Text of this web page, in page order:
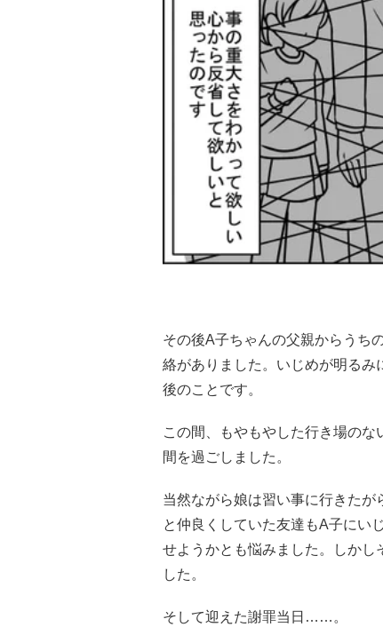
その後A子ちゃんの父親からうち
絡がありました。いじめが明るみ
後のことです。
この間、もやもやした行き場の
間を過ごしました。
当然ながら娘は習い事に行きた
と仲良くしていた友達もA子にい
せようかとも悩みました。しか
した。
そして迎えた謝罪当日……。